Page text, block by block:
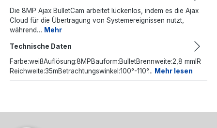
Die 8MP Ajax BulletCam arbeitet lückenlos, indem es die Ajax
Cloud für die Übertragung von Systemereignissen nutzt,
während… Mehr
Technische Daten
Farbe:weißAuflösung:8MPBauform:BulletBrennweite:2,8 mmIR
Reichweite:35mBetrachtungswinkel:100°-110°... Mehr lesen